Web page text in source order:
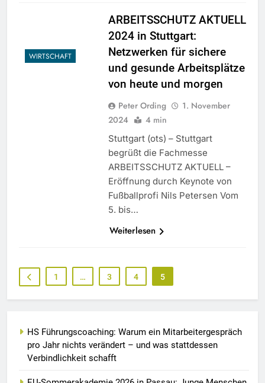
WIRTSCHAFT
ARBEITSSCHUTZ AKTUELL
2024 in Stuttgart:
Netzwerken für sichere
und gesunde Arbeitsplätze
von heute und morgen
Peter Ording
1. November
2024
4 min
Stuttgart (ots) – Stuttgart
begrüßt die Fachmesse
ARBEITSSCHUTZ AKTUELL –
Eröffnung durch Keynote von
Fußballprofi Nils Petersen Vom
5. bis…
Weiterlesen
1 … 3 4 5
HS Führungscoaching: Warum ein Mitarbeitergespräch
pro Jahr nichts verändert – und was stattdessen
Verbindlichkeit schafft